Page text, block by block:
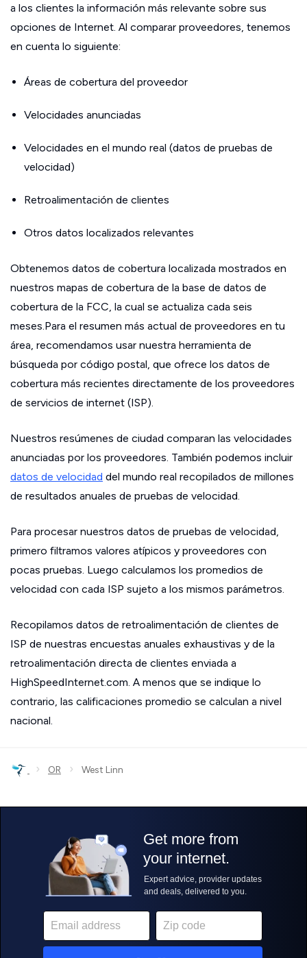
a los clientes la información más relevante sobre sus
opciones de Internet. Al comparar proveedores, tenemos
en cuenta lo siguiente:
Áreas de cobertura del proveedor
Velocidades anunciadas
Velocidades en el mundo real (datos de pruebas de
velocidad)
Retroalimentación de clientes
Otros datos localizados relevantes
Obtenemos datos de cobertura localizada mostrados en
nuestros mapas de cobertura de la base de datos de
cobertura de la FCC, la cual se actualiza cada seis
meses.Para el resumen más actual de proveedores en tu
área, recomendamos usar nuestra herramienta de
búsqueda por código postal, que ofrece los datos de
cobertura más recientes directamente de los proveedores
de servicios de internet (ISP).
Nuestros resúmenes de ciudad comparan las velocidades
anunciadas por los proveedores. También podemos incluir
datos de velocidad del mundo real recopilados de millones
de resultados anuales de pruebas de velocidad.
Para procesar nuestros datos de pruebas de velocidad,
primero filtramos valores atípicos y proveedores con
pocas pruebas. Luego calculamos los promedios de
velocidad con cada ISP sujeto a los mismos parámetros.
Recopilamos datos de retroalimentación de clientes de
ISP de nuestras encuestas anuales exhaustivas y de la
retroalimentación directa de clientes enviada a
HighSpeedInternet.com. A menos que se indique lo
contrario, las calificaciones promedio se calculan a nivel
nacional.
› OR › West Linn